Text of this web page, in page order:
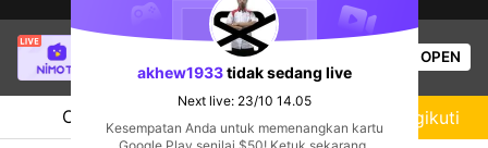
SBTC Clearsedang siaran langsung!
League of Legends
5k Penonton OPEN
Chat Mengikuti
akhew1933tidak sedang live
Next live: 23/10 14.05
Kesempatan Anda untuk memenangkan kartu